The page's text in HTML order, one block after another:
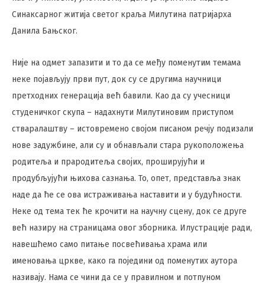
Синаксарног житија светог краља Милутина патријарха
Данила Бањског.
Није на одмет запазити и то да се међу поменутим темама
неке појављују први пут, док су се другима научници
претходних генерација већ бавили. Као да су учесници
студеничког скупа – надахнути Милутиновим приступом
стваралаштву – истовремено својом писаном речју подизали
нове задужбине, али су и обнављали стара рукоположења
родитеља и прародитеља својих, проширујући и
продубљујући њихова сазнања. То, опет, представља знак
наде да ће се ова истраживања наставити и у будућности.
Неке од тема тек ће крочити на научну сцену, док се друге
већ назиру на страницама овог зборника. Илустрације ради,
навешћемо само питање посвећивања храма или
именовања цркве, како га поједини од поменутих аутора
називају. Нама се чини да се у правилном и потпуном